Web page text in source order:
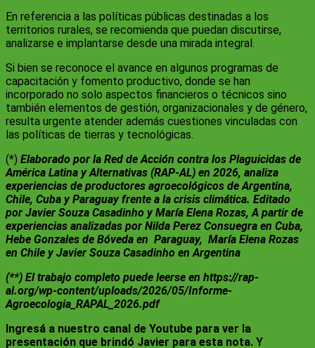
En referencia a las políticas públicas destinadas a los
territorios rurales, se recomienda que puedan discutirse,
analizarse e implantarse desde una mirada integral.
Si bien se reconoce el avance en algunos programas de
capacitación y fomento productivo, donde se han
incorporado no solo aspectos financieros o técnicos sino
también elementos de gestión, organizacionales y de género,
resulta urgente atender además cuestiones vinculadas con
las políticas de tierras y tecnológicas.
(*) Elaborado por la Red de Acción contra los Plaguicidas de
América Latina y Alternativas (RAP-AL) en 2026, analiza
experiencias de productores agroecológicos de Argentina,
Chile, Cuba y Paraguay frente a la crisis climática. Editado
por Javier Souza Casadinho y María Elena Rozas, A partir de
experiencias analizadas por Nilda Perez Consuegra en Cuba,
Hebe Gonzales de Bóveda en Paraguay, María Elena Rozas
en Chile y Javier Souza Casadinho en Argentina
(**) El trabajo completo puede leerse en https://rap-
al.org/wp-content/uploads/2026/05/Informe-
Agroecologia_RAPAL_2026.pdf
Ingresá a nuestro canal de Youtube para ver la
presentación que brindó Javier para esta nota. Y